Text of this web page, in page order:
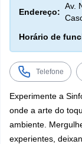
Endereço:
Av.
Horário de
Telefone
Experimente a
onde a arte do
ambiente.
experientes,